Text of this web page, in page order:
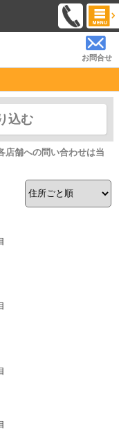
お問合せ
込む
店舗への問い合わせは当